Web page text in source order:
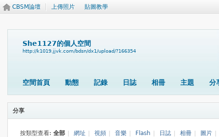
CBSM論壇 上傳照片 貼圖教學
She1127的個人空間
http://k1019.jjvk.com/bdsn/dx1/upload/?166354
空間首頁 動態 記錄 日誌 相冊 主題 分
分享
按類型查看: 全部 網址 視頻 音樂 Flash 日誌 相冊 圖片